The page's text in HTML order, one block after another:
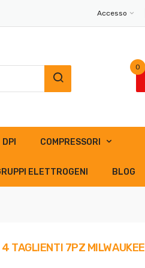
Accesso
0
DPI COMPRESSORI
ELETTROGENI BLOG
TAGLIENTI 7PZ MILWAUKEE